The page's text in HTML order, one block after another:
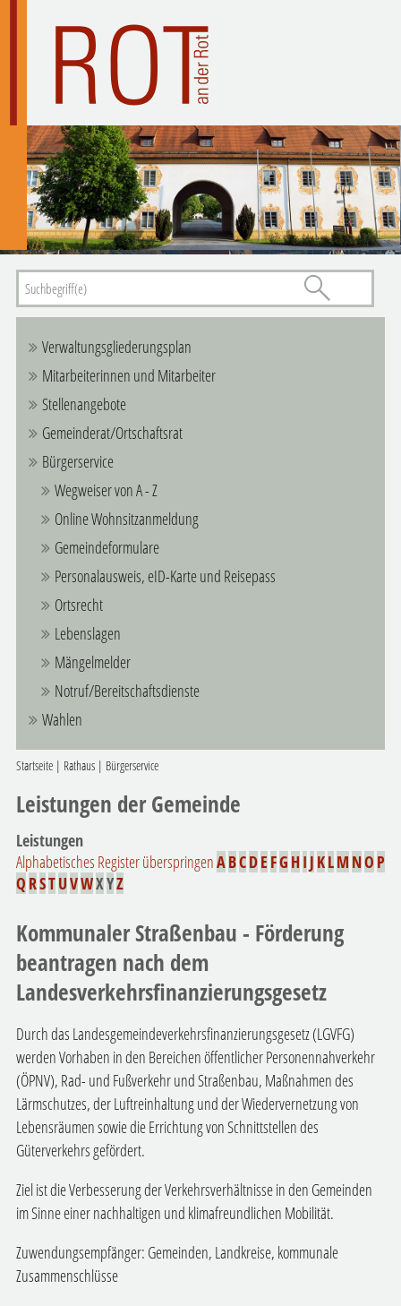
Verwaltungsgliederungsplan
Mitarbeiterinnen und Mitarbeiter
Stellenangebote
Gemeinderat/Ortschaftsrat
Bürgerservice
Wegweiser von A - Z
Online Wohnsitzanmeldung
Gemeindeformulare
Personalausweis, eID-Karte und Reisepass
Ortsrecht
Lebenslagen
Mängelmelder
Notruf/Bereitschaftsdienste
Wahlen
Startseite| Rathaus| Bürgerservice
Leistungen der Gemeinde
Leistungen
Alphabetisches Register überspringenABCDE FG H I J KLM NO P
Q RSTUVWXYZ
Kommunaler Straßenbau - Förderung
beantragen nach dem
Landesverkehrsfinanzierungsgesetz
Durch das Landesgemeindeverkehrsfinanzierungsgesetz (LGVFG)
werden Vorhaben in den Bereichen öffentlicher Personennahverkehr
(ÖPNV), Rad- und Fußverkehr und Straßenbau, Maßnahmen des
Lärmschutzes, der Luftreinhaltung und der Wiedervernetzung von
Lebensräumen sowie die Errichtung von Schnittstellen des
Güterverkehrs gefördert.
Ziel ist die Verbesserung der Verkehrsverhältnisse in den Gemeinden
im Sinne einer nachhaltigen und klimafreundlichen Mobilität.
Zuwendungsempfänger: Gemeinden, Landkreise, kommunale
Zusammenschlüsse